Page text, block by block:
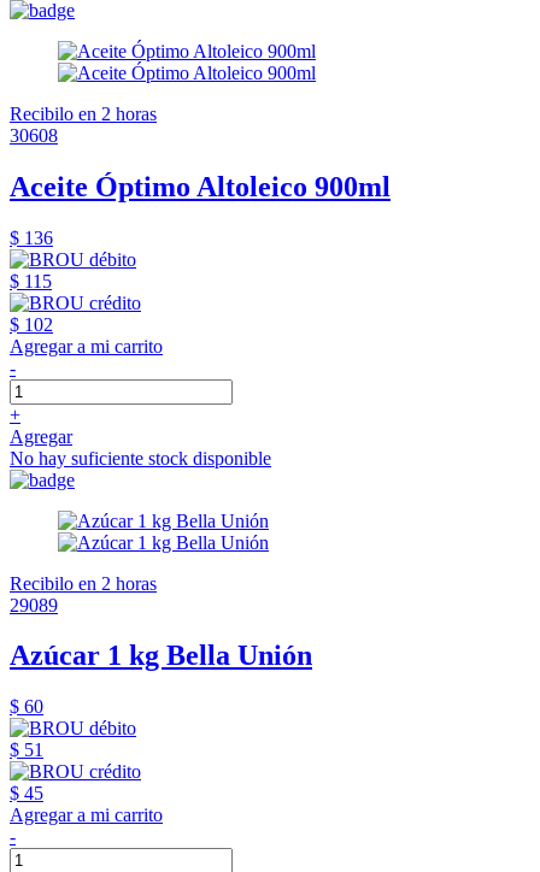
Recibilo en 2 horas
30608
Aceite Óptimo Altoleico 900ml
$ 136
$ 115
$ 102
Agregar a mi carrito
-
+
Agregar
No hay suficiente stock disponible
Recibilo en 2 horas
29089
Azúcar 1 kg Bella Unión
$ 60
$ 51
$ 45
Agregar a mi carrito
-